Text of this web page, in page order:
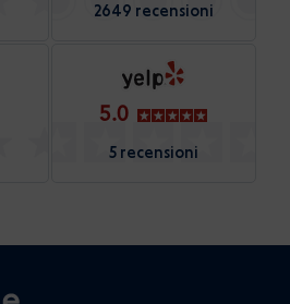
2649 recensioni
5.0
5 recensioni